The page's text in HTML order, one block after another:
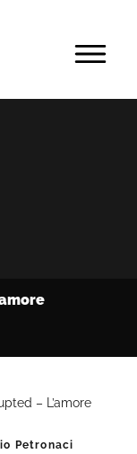
MENU
– L’amore
Petronaci